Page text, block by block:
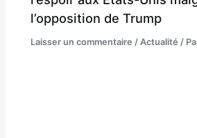
l’opposition de Trump
Laisser un commentaire / Actualité /